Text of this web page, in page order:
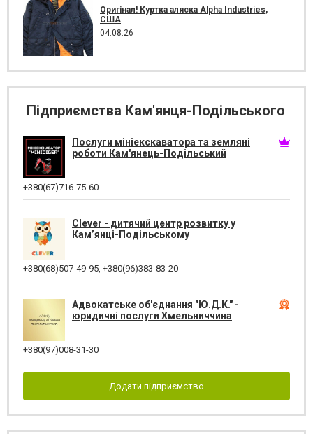
Оригінал! Куртка аляска Alpha Industries,
США
04.08.26
Підприємства Кам'янця-Подільського
Послуги мініекскаватора та земляні
роботи Кам'янець-Подільський
+380(67)716-75-60
Clever - дитячий центр розвитку у
Кам’янці-Подільському
+380(68)507-49-95, +380(96)383-83-20
Адвокатське об'єднання "Ю.Д.К." -
юридичні послуги Хмельниччина
+380(97)008-31-30
Додати підприємство